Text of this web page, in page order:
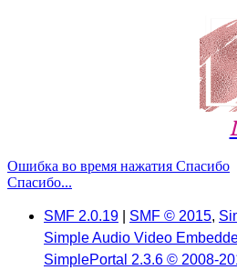
Ошибка во время нажатия Спасибо
Спасибо...
SMF 2.0.19 SMF © 2015,
Simple Audio Video
SimplePortal 2.3.6 © 2008-